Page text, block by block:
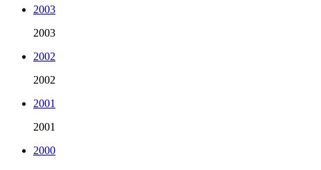
2003
2003
2002
2002
2001
2001
2000